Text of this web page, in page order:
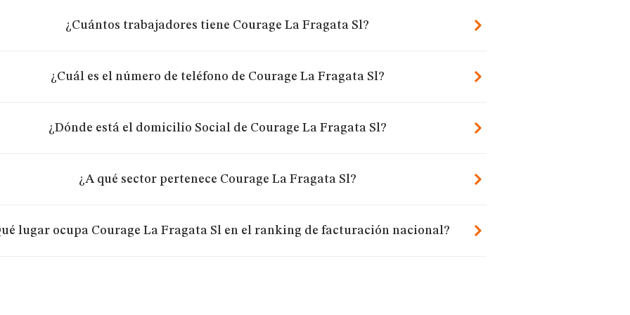
¿Cuántos trabajadores tiene Courage La Fragata Sl?
¿Cuál es el número de teléfono de Courage La Fragata Sl?
¿Dónde está el domicilio Social de Courage La Fragata Sl?
¿A qué sector pertenece Courage La Fragata Sl?
lugar ocupa Courage La Fragata Sl en el ranking de facturación nacional?